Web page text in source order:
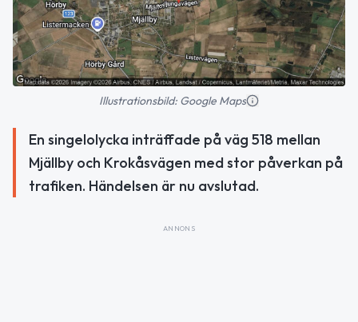
Illustrationsbild: Google Maps
En singelolycka inträffade på väg 518 mellan
Mjällby och Krokåsvägen med stor påverkan på
trafiken. Händelsen är nu avslutad.
ANNONS